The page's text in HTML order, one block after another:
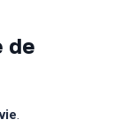
de
.